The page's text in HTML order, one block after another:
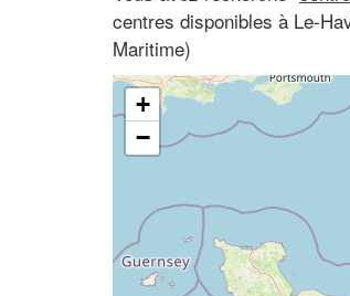
centres disponibles à Le-
Maritime)
+
−